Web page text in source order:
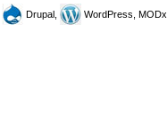
Drupal, WordPress, MODx.